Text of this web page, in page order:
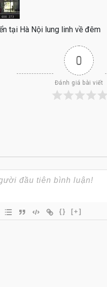
tại Hà Nội lung linh về đêm
0
Đánh giá bài viết
{} [+]